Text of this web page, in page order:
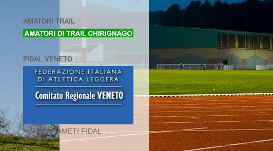
AMATORI TRAIL
FIDAL VENETO
AGGIORNAMETI FIDAL